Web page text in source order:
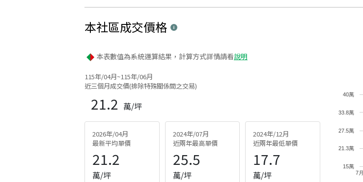
本社區成交價格
本表數值為系統運算結果，計算方式詳情請看說明
115年/04月~115年/06月
近三個月成交價(排除特殊關係間之交易)
21.2 萬/坪
2026年/04月
最新平均單價
21.2
萬/坪
2024年/07月
近兩年最高單價
25.5
萬/坪
2024年/12月
近兩年最低單價
17.7
萬/坪 7月
15萬
21.3萬
27.5萬
33.8萬
40萬